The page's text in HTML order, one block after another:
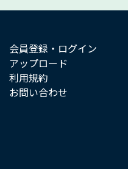
会員登録・ログイン
アップロード
利用規約
お問い合わせ